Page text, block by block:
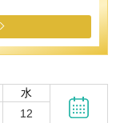
水
12